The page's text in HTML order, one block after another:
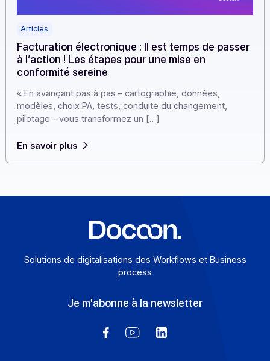
Articles
Facturation électronique : Il est temps de
à l’action ! Les étapes pour une mise en
conformité sereine
« En avançant pas à pas – cartographie, données,
En savoir plus
Solutions de digitalisations des Workflows et
process